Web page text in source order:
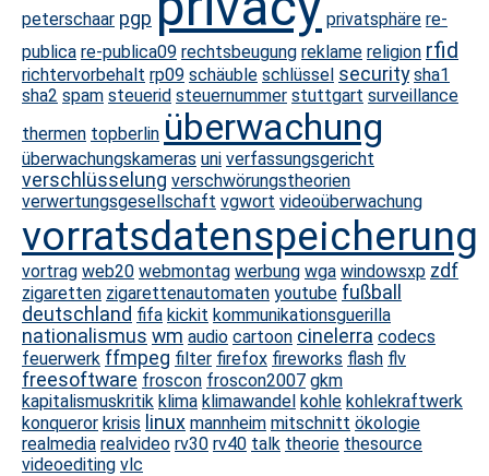
peterschaar pgp privatsphäre re-
publica re-publica09 rechtsbeugung reklame religion rfid
richtervorbehalt rp09 schäuble schlüssel security sha1
sha2 spam steuerid steuernummer stuttgart surveillance
thermen topberlin überwachung
überwachungskameras uni verfassungsgericht
verschlüsselung verschwörungstheorien
verwertungsgesellschaft vgwort videoüberwachung
vorratsdatenspeicherung
vortrag web20 webmontag werbung wga windowsxp zdf
zigaretten zigarettenautomaten youtube fußball
deutschland fifa kickit kommunikationsguerilla
nationalismus wm audio cartoon cinelerra codecs
feuerwerk ffmpeg filter firefox fireworks flash flv
freesoftware froscon froscon2007 gkm
kapitalismuskritik klima klimawandel kohle kohlekraftwerk
konqueror krisis linux mannheim mitschnitt ökologie
realmedia realvideo rv30 rv40 talk theorie thesource
videoediting vlc